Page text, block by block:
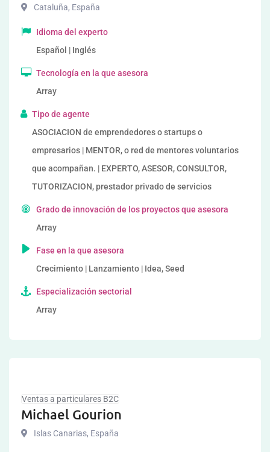
Cataluña, España
Idioma del experto
Español | Inglés
Tecnología en la que asesora
Array
Tipo de agente
ASOCIACION de emprendedores o startups o
empresarios | MENTOR, o red de mentores voluntarios
que acompañan. | EXPERTO, ASESOR, CONSULTOR,
TUTORIZACION, prestador privado de servicios
Grado de innovación de los proyectos que asesora
Array
Fase en la que asesora
Crecimiento | Lanzamiento | Idea, Seed
Especialización sectorial
Array
Ventas a particulares B2C
Michael Gourion
Islas Canarias, España